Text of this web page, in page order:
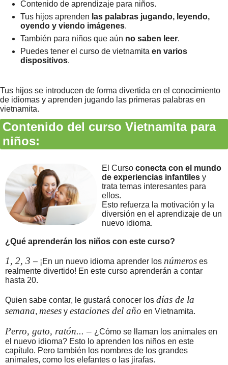
Contenido de aprendizaje para niños.
Tus hijos aprenden las palabras jugando, leyendo,
oyendo y viendo imágenes.
También para niños que aún no saben leer.
Puedes tener el curso de vietnamita en varios
dispositivos.
Tus hijos se introducen de forma divertida en el conocimiento
de idiomas y aprenden jugando las primeras palabras en
vietnamita.
Contenido del curso Vietnamita para
niños:
El Curso conecta con el mundo
de experiencias infantiles y
trata temas interesantes para
ellos.
Esto refuerza la motivación y la
diversión en el aprendizaje de un
nuevo idioma.
¿Qué aprenderán los niños con este curso?
1, 2, 3 – ¡En un nuevo idioma aprender los números es
realmente divertido! En este curso aprenderán a contar
hasta 20.
Quien sabe contar, le gustará conocer los días de la
semana, meses y estaciones del año en Vietnamita.
Perro, gato, ratón... – ¿Cómo se llaman los animales en
el nuevo idioma? Esto lo aprenden los niños en este
capítulo. Pero también los nombres de los grandes
animales, como los elefantes o las jirafas.